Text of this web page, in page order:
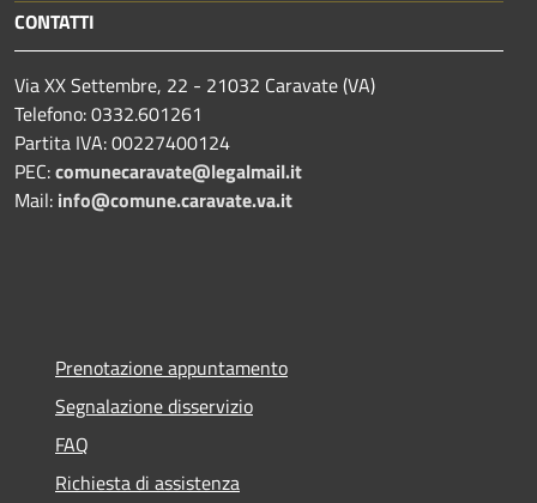
CONTATTI
Via XX Settembre, 22 - 21032 Caravate (VA)
Telefono: 0332.601261
Partita IVA: 00227400124
PEC:comunecaravate@legalmail.it
Mail: info@comune.caravate.va.it
Prenotazione appuntamento
Segnalazione disservizio
FAQ
Richiesta di assistenza